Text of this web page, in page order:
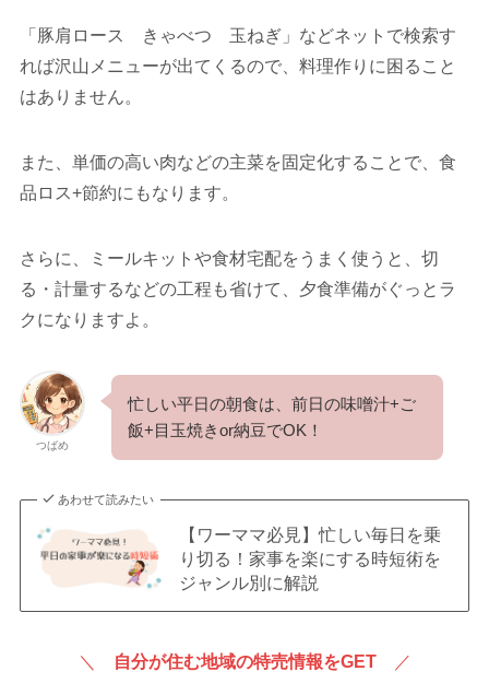
「豚肩ロース きゃべつ 玉ねぎ」などネットで検索す
れば沢山メニューが出てくるので、料理作りに困ること
はありません。
また、単価の高い肉などの主菜を固定化することで、食
品ロス+節約にもなります。
さらに、ミールキットや食材宅配をうまく使うと、切
る・計量するなどの工程も省けて、夕食準備がぐっとラ
クになりますよ。
つばめ
忙しい平日の朝食は、前日の味噌汁+ご
飯+目玉焼きor納豆でOK！
あわせて読みたい
【ワーママ必見】忙しい毎日を乗
り切る！家事を楽にする時短術を
ジャンル別に解説
＼ 自分が住む地域の特売情報をGET／